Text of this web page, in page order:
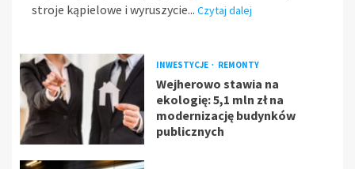
stroje kąpielowe i wyruszycie... Czytaj dalej
INWESTYCJE REMONTY
Wejherowo stawia na
ekologię: 5,1 mln zł na
modernizację budynków
publicznych